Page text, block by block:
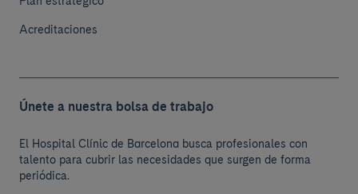
Acreditaciones
Únete a nuestra bolsa de trabajo
El Hospital Clínic de Barcelona busca profesionales con
talento para cubrir las necesidades que surgen de forma
periódica.